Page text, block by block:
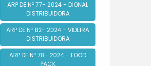
ARP DE Nº 77- 2024 - DIONAL
DISTRIBUIDORA
ARP DE Nº 82- 2024 - VIDEIRA
DISTRIBUIDORA
ARP DE Nº 78- 2024 - FOOD
PACK